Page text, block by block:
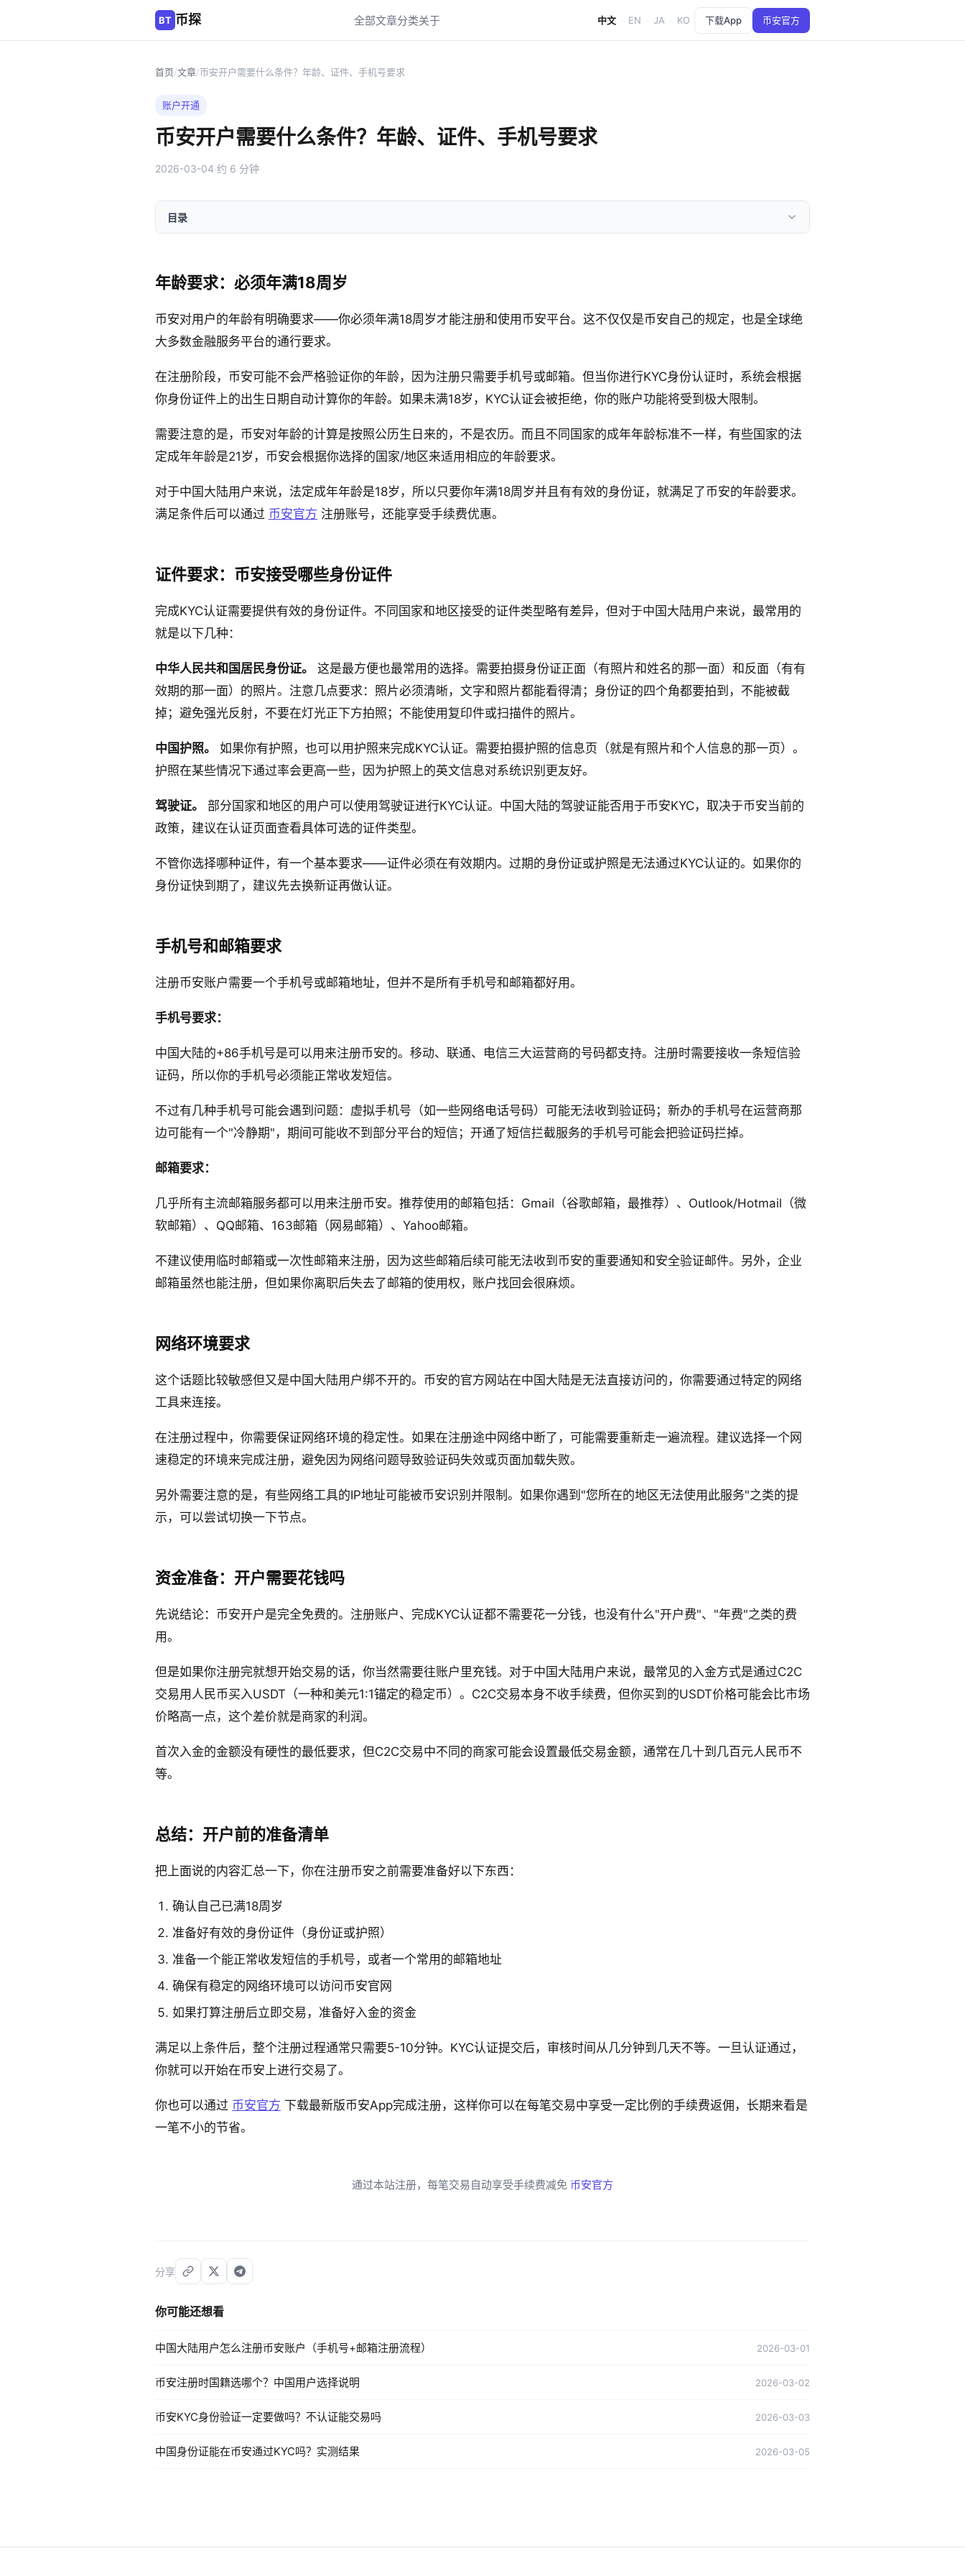
BT 币探 全部文章分类关于 中文 · EN · JA · KO 下载App 币安官方
首页/文章/币安开户需要什么条件？年龄、证件、手机号要求
账户开通
币安开户需要什么条件？年龄、证件、手机号要求
2026-03-04·约 6 分钟
目录
年龄要求：必须年满18周岁
币安对用户的年龄有明确要求——你必须年满18周岁才能注册和使用币安平台。这不仅仅是币安自己的规定，也是全球绝
大多数金融服务平台的通行要求。
在注册阶段，币安可能不会严格验证你的年龄，因为注册只需要手机号或邮箱。但当你进行KYC身份认证时，系统会根据
你身份证件上的出生日期自动计算你的年龄。如果未满18岁，KYC认证会被拒绝，你的账户功能将受到极大限制。
需要注意的是，币安对年龄的计算是按照公历生日来的，不是农历。而且不同国家的成年年龄标准不一样，有些国家的法
定成年年龄是21岁，币安会根据你选择的国家/地区来适用相应的年龄要求。
对于中国大陆用户来说，法定成年年龄是18岁，所以只要你年满18周岁并且有有效的身份证，就满足了币安的年龄要求。
满足条件后可以通过 币安官方 注册账号，还能享受手续费优惠。
证件要求：币安接受哪些身份证件
完成KYC认证需要提供有效的身份证件。不同国家和地区接受的证件类型略有差异，但对于中国大陆用户来说，最常用的
就是以下几种：
中华人民共和国居民身份证。
这是最方便也最常用的选择。需要拍摄身份证正面（有照片和姓名的那一面）和反面（有有
效期的那一面）的照片。注意几点要求：照片必须清晰，文字和照片都能看得清；身份证的四个角都要拍到，不能被截
掉；避免强光反射，不要在灯光正下方拍照；不能使用复印件或扫描件的照片。
中国护照。
如果你有护照，也可以用护照来完成KYC认证。需要拍摄护照的信息页（就是有照片和个人信息的那一页）。
护照在某些情况下通过率会更高一些，因为护照上的英文信息对系统识别更友好。
驾驶证。
部分国家和地区的用户可以使用驾驶证进行KYC认证。中国大陆的驾驶证能否用于币安KYC，取决于币安当前的
政策，建议在认证页面查看具体可选的证件类型。
不管你选择哪种证件，有一个基本要求——证件必须在有效期内。过期的身份证或护照是无法通过KYC认证的。如果你的
身份证快到期了，建议先去换新证再做认证。
手机号和邮箱要求
注册币安账户需要一个手机号或邮箱地址，但并不是所有手机号和邮箱都好用。
手机号要求：
中国大陆的+86手机号是可以用来注册币安的。移动、联通、电信三大运营商的号码都支持。注册时需要接收一条短信验
证码，所以你的手机号必须能正常收发短信。
不过有几种手机号可能会遇到问题：虚拟手机号（如一些网络电话号码）可能无法收到验证码；新办的手机号在运营商那
边可能有一个"冷静期"，期间可能收不到部分平台的短信；开通了短信拦截服务的手机号可能会把验证码拦掉。
邮箱要求：
几乎所有主流邮箱服务都可以用来注册币安。推荐使用的邮箱包括：Gmail（谷歌邮箱，最推荐）、Outlook/Hotmail（微
软邮箱）、QQ邮箱、163邮箱（网易邮箱）、Yahoo邮箱。
不建议使用临时邮箱或一次性邮箱来注册，因为这些邮箱后续可能无法收到币安的重要通知和安全验证邮件。另外，企业
邮箱虽然也能注册，但如果你离职后失去了邮箱的使用权，账户找回会很麻烦。
网络环境要求
这个话题比较敏感但又是中国大陆用户绑不开的。币安的官方网站在中国大陆是无法直接访问的，你需要通过特定的网络
工具来连接。
在注册过程中，你需要保证网络环境的稳定性。如果在注册途中网络中断了，可能需要重新走一遍流程。建议选择一个网
速稳定的环境来完成注册，避免因为网络问题导致验证码失效或页面加载失败。
另外需要注意的是，有些网络工具的IP地址可能被币安识别并限制。如果你遇到"您所在的地区无法使用此服务"之类的提
示，可以尝试切换一下节点。
资金准备：开户需要花钱吗
先说结论：币安开户是完全免费的。注册账户、完成KYC认证都不需要花一分钱，也没有什么"开户费"、"年费"之类的费
用。
但是如果你注册完就想开始交易的话，你当然需要往账户里充钱。对于中国大陆用户来说，最常见的入金方式是通过C2C
交易用人民币买入USDT（一种和美元1:1锚定的稳定币）。C2C交易本身不收手续费，但你买到的USDT价格可能会比市场
价略高一点，这个差价就是商家的利润。
首次入金的金额没有硬性的最低要求，但C2C交易中不同的商家可能会设置最低交易金额，通常在几十到几百元人民币不
等。
总结：开户前的准备清单
把上面说的内容汇总一下，你在注册币安之前需要准备好以下东西：
确认自己已满18周岁
准备好有效的身份证件（身份证或护照）
准备一个能正常收发短信的手机号，或者一个常用的邮箱地址
确保有稳定的网络环境可以访问币安官网
如果打算注册后立即交易，准备好入金的资金
满足以上条件后，整个注册过程通常只需要5-10分钟。KYC认证提交后，审核时间从几分钟到几天不等。一旦认证通过，
你就可以开始在币安上进行交易了。
你也可以通过 币安官方 下载最新版币安App完成注册，这样你可以在每笔交易中享受一定比例的手续费返佣，长期来看是
一笔不小的节省。
通过本站注册，每笔交易自动享受手续费减免 币安官方
分享
你可能还想看
中国大陆用户怎么注册币安账户（手机号+邮箱注册流程） 2026-03-01
币安注册时国籍选哪个？中国用户选择说明 2026-03-02
币安KYC身份验证一定要做吗？不认证能交易吗 2026-03-03
中国身份证能在币安通过KYC吗？实测结果 2026-03-05